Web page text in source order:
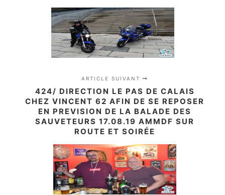
ARTICLE SUIVANT
424/ DIRECTION LE PAS DE CALAIS
CHEZ VINCENT 62 AFIN DE SE REPOSER
EN PREVISION DE LA BALADE DES
SAUVETEURS 17.08.19 AMMDF SUR
ROUTE ET SOIRÉE